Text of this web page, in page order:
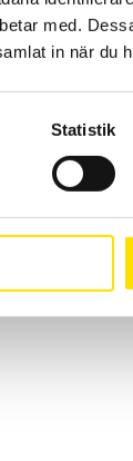
med.
in när du
Statistik
Svenska